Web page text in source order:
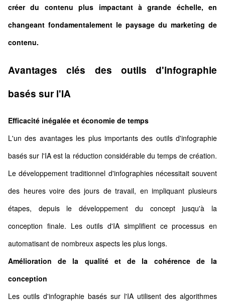
créer du contenu plus impactant à grande échelle, en
changeant fondamentalement le paysage du marketing de
contenu.
Avantages clés des outils d'infographie
basés sur l'IA
Efficacité inégalée et économie de temps
L'un des avantages les plus importants des outils d'infographie
basés sur l'IA est la réduction considérable du temps de création.
Le développement traditionnel d'infographies nécessitait souvent
des heures voire des jours de travail, en impliquant plusieurs
étapes, depuis le développement du concept jusqu'à la
conception finale. Les outils d'IA simplifient ce processus en
automatisant de nombreux aspects les plus longs.
Amélioration de la qualité et de la cohérence de la
conception
Les outils d'infographie basés sur l'IA utilisent des algorithmes